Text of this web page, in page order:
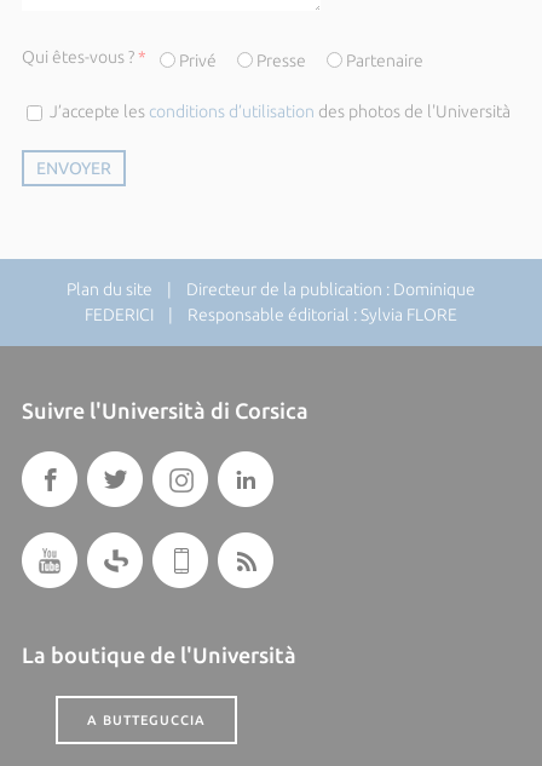
Qui êtes-vous ?* Privé Presse Partenaire
J’accepte les conditions d’utilisation des photos de l'Università
Plan du site | Directeur de la publication : Dominique
FEDERICI | Responsable éditorial : Sylvia FLORE
Suivre l'Università di Corsica
La boutique de l'Università
A BUTTEGUCCIA